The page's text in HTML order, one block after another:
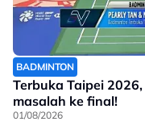
BADMINTON
Terbuka Taipei
masalah ke final!
01/08/2026